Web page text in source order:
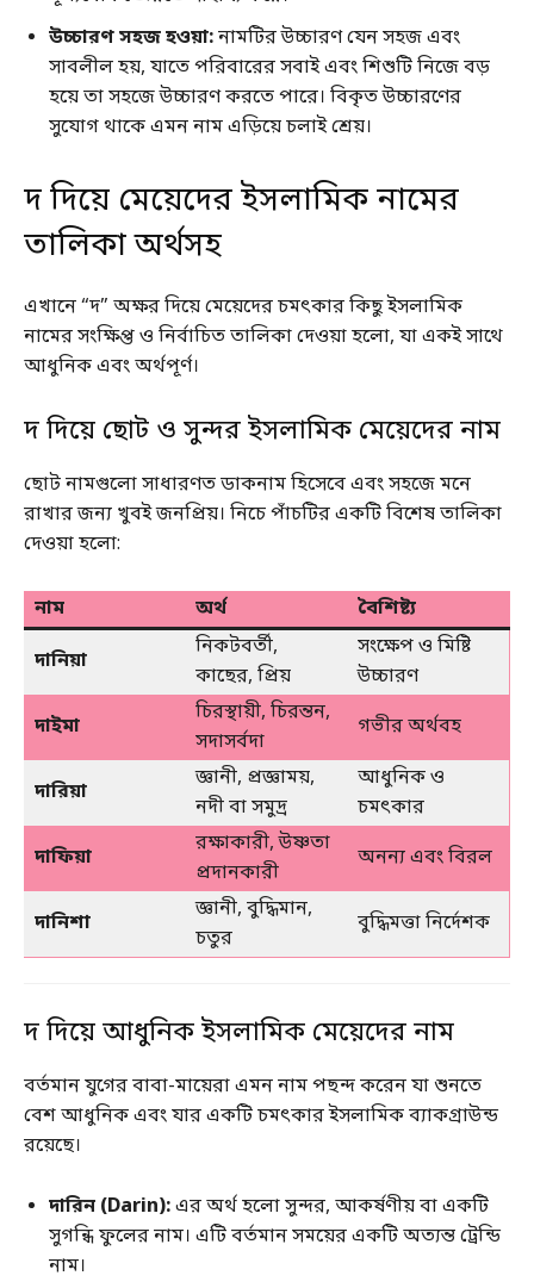
উচ্চারণ সহজ হওয়া:নামটির উচ্চারণ যেন সহজ এবং
সাবলীল হয়, যাতে পরিবারের সবাই এবং শিশুটি নিজে বড়
হয়ে তা সহজে উচ্চারণ করতে পারে। বিকৃত উচ্চারণের
সুযোগ থাকে এমন নাম এড়িয়ে চলাই শ্রেয়।
দ দিয়ে মেয়েদের ইসলামিক নামের
তালিকা অর্থসহ
এখানে “দ” অক্ষর দিয়ে মেয়েদের চমৎকার কিছু ইসলামিক
নামের সংক্ষিপ্ত ও নির্বাচিত তালিকা দেওয়া হলো, যা একই সাথে
আধুনিক এবং অর্থপূর্ণ।
দ দিয়ে ছোট ও সুন্দর ইসলামিক মেয়েদের নাম
ছোট নামগুলো সাধারণত ডাকনাম হিসেবে এবং সহজে মনে
রাখার জন্য খুবই জনপ্রিয়। নিচে পাঁচটির একটি বিশেষ তালিকা
দেওয়া হলো:
নাম অর্থ
বৈশিষ্ট্য
দানিয়া
নিকটবর্তী,
কাছের, প্রিয়
সংক্ষেপ ও মিষ্টি
উচ্চারণ
দাইমা
চিরস্থায়ী, চিরন্তন,
সদাসর্বদা
গভীর অর্থবহ
দারিয়া
জ্ঞানী, প্রজ্ঞাময়,
নদী বা সমুদ্র
আধুনিক ও
চমৎকার
দাফিয়া
রক্ষাকারী, উষ্ণতা
প্রদানকারী
অনন্য এবং বিরল
দানিশা
জ্ঞানী, বুদ্ধিমান,
চতুর
বুদ্ধিমত্তা নির্দেশক
দ দিয়ে আধুনিক ইসলামিক মেয়েদের নাম
বর্তমান যুগের বাবা-মায়েরা এমন নাম পছন্দ করেন যা শুনতে
বেশ আধুনিক এবং যার একটি চমৎকার ইসলামিক ব্যাকগ্রাউন্ড
রয়েছে।
দারিন (Darin):এর অর্থ হলো সুন্দর, আকর্ষণীয় বা একটি
সুগন্ধি ফুলের নাম। এটি বর্তমান সময়ের একটি অত্যন্ত ট্রেন্ডি
নাম।